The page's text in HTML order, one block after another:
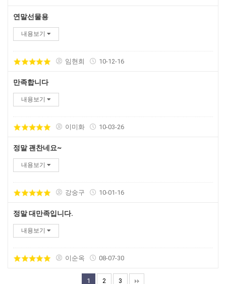
연말선물용
내용보기
임현희 10-12-16
만족합니다
내용보기
이미화 10-03-26
정말 괜찬네요~
내용보기
강숭구 10-01-16
정말 대만족입니다.
내용보기
이순옥 08-07-30
1 2 3